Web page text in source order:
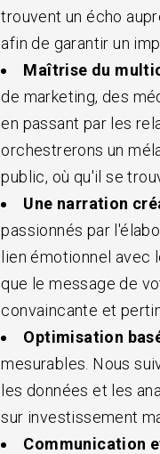
trouvent un écho
afin de garantir un
Maîtrise du
de marketing, des
en passant par les
orchestrerons un
public, où qu'il se
Une narration
passionnés par
lien émotionnel avec
que le message de
convaincante et
Optimisation
mesurables. Nous
les données et les
sur investissement
Communication